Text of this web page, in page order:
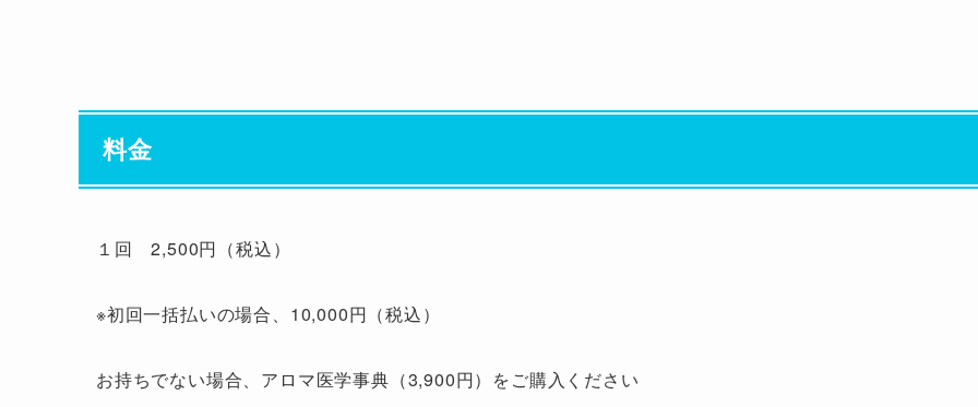
料金
１回 2,500円（税込）
※初回一括払いの場合、10,000円（税込）
お持ちでない場合、アロマ医学事典（3,900円）をご購入ください